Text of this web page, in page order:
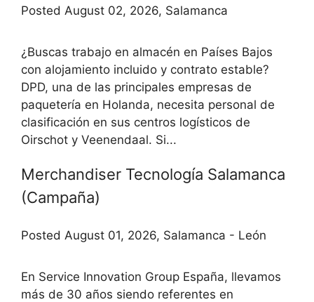
Posted August 02, 2026, Salamanca
¿Buscas trabajo en almacén en Países Bajos
con alojamiento incluido y contrato estable?
DPD, una de las principales empresas de
paquetería en Holanda, necesita personal de
clasificación en sus centros logísticos de
Oirschot y Veenendaal. Si...
Merchandiser Tecnología Salamanca
(Campaña)
Posted August 01, 2026, Salamanca - León
En Service Innovation Group España, llevamos
más de 30 años siendo referentes en